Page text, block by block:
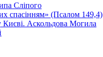
Сліпого
спасінням» (Псалом 149,4)
Києві. Аскольдова Могила